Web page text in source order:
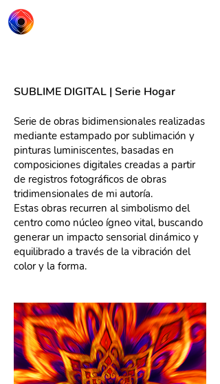
SUBLIME DIGITAL | Serie Hogar
Serie de obras bidimensionales realizadas
mediante estampado por sublimación y
pinturas luminiscentes, basadas en
composiciones digitales creadas a partir
de registros fotográficos de obras
tridimensionales de mi autoría.
Estas obras recurren al simbolismo del
centro como núcleo ígneo vital, buscando
generar un impacto sensorial dinámico y
equilibrado a través de la vibración del
color y la forma.